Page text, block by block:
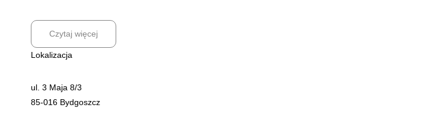
Czytaj więcej
Lokalizacja
ul. 3 Maja 8/3
85-016 Bydgoszcz